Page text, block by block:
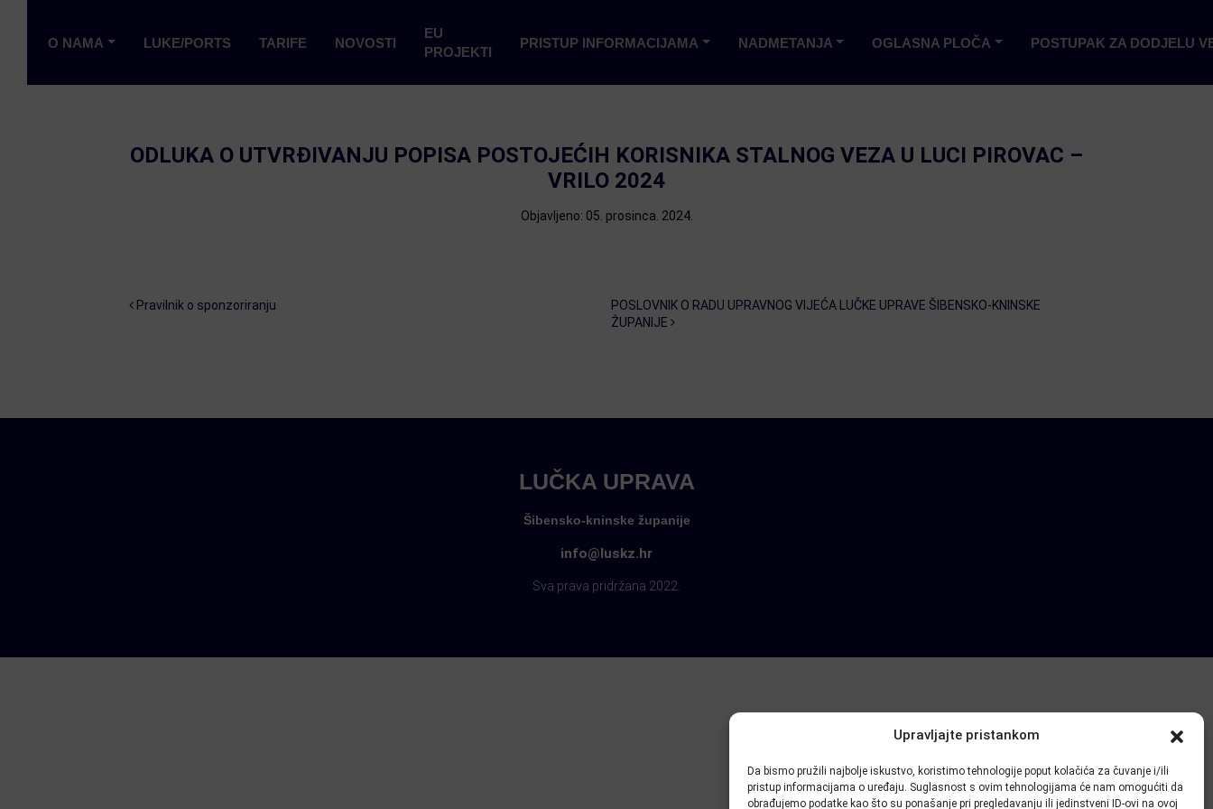
Upravljajte pristankom
Da bismo pružili najbolje iskustvo, koristimo tehnologije poput kolačića za čuvanje i/ili
pristup informacijama o uređaju. Suglasnost s ovim tehnologijama će nam omogućiti da
obrađujemo podatke kao što su ponašanje pri pregledavanju ili jedinstveni ID-ovi na ovoj
O NAMA LUKE/PORTS TARIFE NOVOSTI
EU
PROJEKTI
PRISTUP INFORMACIJAMA NADMETANJA OGLASNA PLOČA POSTUPAK ZA DODJELU
ODLUKA O UTVRĐIVANJU POPISA POSTOJEĆIH KORISNIKA STALNOG VEZA U LUCI PIROVAC –
VRILO 2024
Objavljeno: 05. prosinca. 2024.
Post navigation
Pravilnik o sponzoriranju
POSLOVNIK O RADU UPRAVNOG VIJEĆA LUČKE UPRAVE ŠIBENSKO-KNINSKE
ŽUPANIJE
LUČKA UPRAVA
Šibensko-kninske županije
info@luskz.hr
Sva prava pridržana 2022.